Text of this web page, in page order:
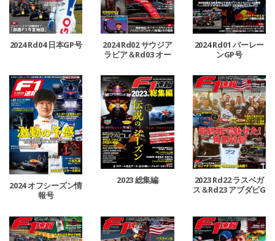
2024 Rd04 日本GP号
2024 Rd02 サウジア
ラビア＆Rd03 オー
2024 Rd01 バーレー
ンGP号
2024 オフシーズン情
報号
2023 総集編
2023 Rd22 ラスベガ
ス＆Rd23 アブダビG